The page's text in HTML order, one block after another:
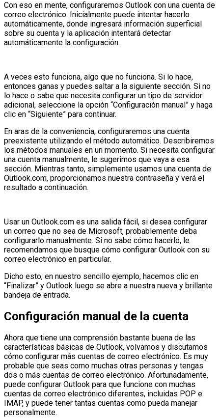
Con eso en mente, configuraremos Outlook con una cuenta de
correo electrónico. Inicialmente puede intentar hacerlo
automáticamente, donde ingresará información superficial
sobre su cuenta y la aplicación intentará detectar
automáticamente la configuración.
A veces esto funciona, algo que no funciona. Si lo hace,
entonces ganas y puedes saltar a la siguiente sección. Si no
lo hace o sabe que necesita configurar un tipo de servidor
adicional, seleccione la opción “Configuración manual” y haga
clic en “Siguiente” para continuar.
En aras de la conveniencia, configuraremos una cuenta
preexistente utilizando el método automático. Describiremos
los métodos manuales en un momento. Si necesita configurar
una cuenta manualmente, le sugerimos que vaya a esa
sección. Mientras tanto, simplemente usamos una cuenta de
Outlook.com, proporcionamos nuestra contraseña y verá el
resultado a continuación.
Usar un Outlook.com es una salida fácil, si desea configurar
un correo que no sea de Microsoft, probablemente deba
configurarlo manualmente. Si no sabe cómo hacerlo, le
recomendamos que busque cómo configurar Outlook con su
correo electrónico en particular.
Dicho esto, en nuestro sencillo ejemplo, hacemos clic en
“Finalizar” y Outlook luego se abre a nuestra nueva y brillante
bandeja de entrada.
Configuración manual de la cuenta
Ahora que tiene una comprensión bastante buena de las
características básicas de Outlook, volvamos y discutamos
cómo configurar más cuentas de correo electrónico. Es muy
probable que seas como muchas otras personas y tengas
dos o más cuentas de correo electrónico. Afortunadamente,
puede configurar Outlook para que funcione con muchas
cuentas de correo electrónico diferentes, incluidas POP e
IMAP, y puede tener tantas cuentas como pueda manejar
personalmente.